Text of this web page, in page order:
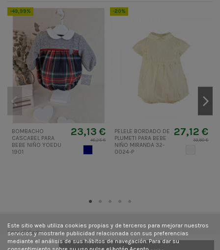
ean13 900000072558
-49,99%
BOMBACHO
CASCABEL PARA
BEBE NIÑO YOEDU
1901
23,13 €
46,25 €
AZUL MARINO
-20%
PELELE BORDADO DE
PLUMETI PARA BEBE
NIÑO MIRANDA 32-
0024-P
27,12 €
33,90 €
Laura&Carla
Este sitio web utiliza cookies propias y de terceros para mejorar nuestros
servicios y mostrarle publicidad relacionada con sus preferencias
mediante el análisis de sus hábitos de navegación. Para dar su